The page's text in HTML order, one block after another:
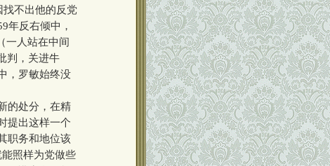
不出他的反党
年反右倾中，
一人站在中间
判，关进牛
，罗敏始终没
的处分，在精
提出这样一个
职务和地位该
照样为党做些